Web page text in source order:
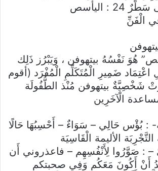
الْفَنِّ
هُوَ نَفْسُهُ بيتهوفن ، وَيَبْرُز ذَلِك
ضَمِيرِ الْمُتَكَلِّمِ الْمُفْرَد (أقوم
شَخْصِيَّةٌ بيتهوفن مُنْذ الطُّفُولَة
الْآخَرِين
: بُؤْس حَالِي – سَوَاءٌ – أَحْسِبُهَا حَالًا
الأليمة الْقَاسِيَة
– : صَوَّرُوا لِأَنْفُسِهِم – فاعذروني أَن
أَنْ أَكُونَ مَعَكُم وَفِي صحبتكم